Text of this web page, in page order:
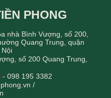
PHONG
nhà Bình Vượng, số 200,
Quang Trung, quận
số 200 Quang Trung,
098 195 3382
/